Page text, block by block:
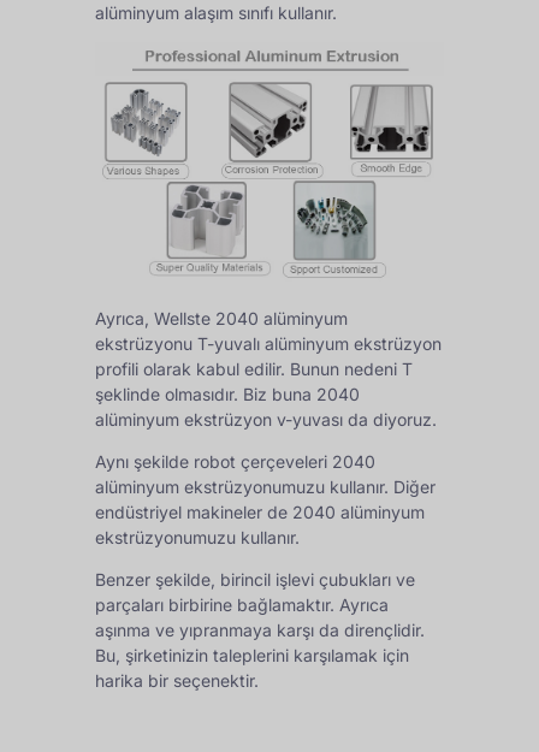
alüminyum alaşım sınıfı kullanır.
Ayrıca, Wellste 2040 alüminyum
ekstrüzyonu T-yuvalı alüminyum ekstrüzyon
profili olarak kabul edilir. Bunun nedeni T
şeklinde olmasıdır. Biz buna 2040
alüminyum ekstrüzyon v-yuvası da diyoruz.
Aynı şekilde robot çerçeveleri 2040
alüminyum ekstrüzyonumuzu kullanır. Diğer
endüstriyel makineler de 2040 alüminyum
ekstrüzyonumuzu kullanır.
Benzer şekilde, birincil işlevi çubukları ve
parçaları birbirine bağlamaktır. Ayrıca
aşınma ve yıpranmaya karşı da dirençlidir.
Bu, şirketinizin taleplerini karşılamak için
harika bir seçenektir.